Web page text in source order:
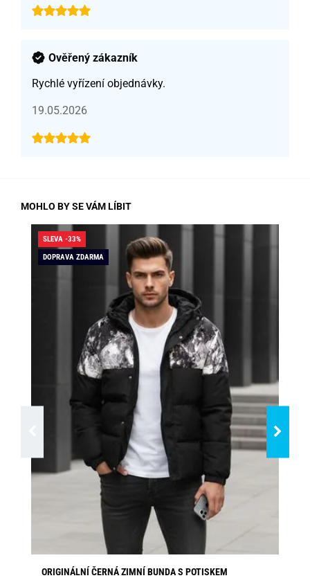
Ověřený zákazník
Rychlé vyřízení objednávky.
19.05.2026
MOHLO BY SE VÁM LÍBIT
SLEVA -33%
DOPRAVA ZDARMA
ORIGINÁLNÍ ČERNÁ ZIMNÍ BUNDA S POTISKEM